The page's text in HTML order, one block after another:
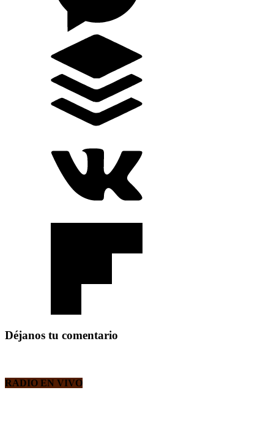
Déjanos tu comentario
RADIO EN VIVO